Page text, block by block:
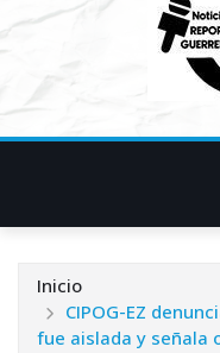
Inicio
CIPOG-EZ
fue aislada y señala